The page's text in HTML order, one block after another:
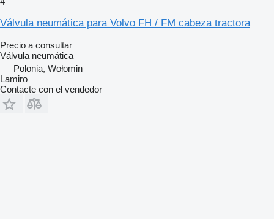
Válvula neumática para Volvo FH / FM cabeza tractora
Precio a consultar
Válvula neumática
Polonia, Wołomin
Lamiro
Contacte con el vendedor